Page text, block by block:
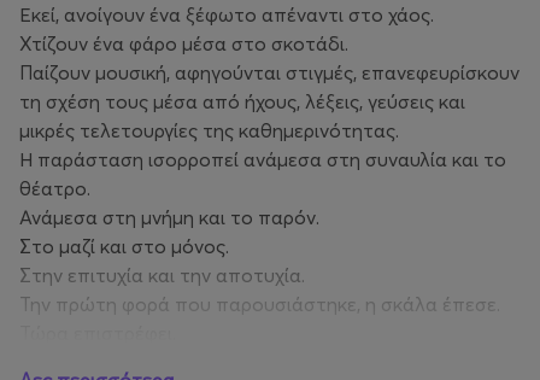
Εκεί, ανοίγουν ένα ξέφωτο απέναντι στο χάος.
Χτίζουν ένα φάρο μέσα στο σκοτάδι.
Παίζουν μουσική, αφηγούνται στιγμές, επανεφευρίσκουν
τη σχέση τους μέσα από ήχους, λέξεις, γεύσεις και
μικρές τελετουργίες της καθημερινότητας.
Η παράσταση ισορροπεί ανάμεσα στη συναυλία και το
θέατρο.
Ανάμεσα στη μνήμη και το παρόν.
Στο μαζί και στο μόνος.
Στην επιτυχία και την αποτυχία.
Την πρώτη φορά που παρουσιάστηκε, η σκάλα έπεσε.